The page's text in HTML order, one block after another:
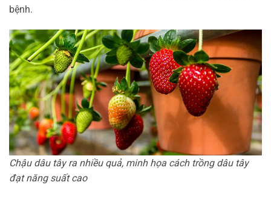
bệnh.
Chậu dâu tây ra nhiều quả, minh họa cách trồng dâu tây
đạt năng suất cao